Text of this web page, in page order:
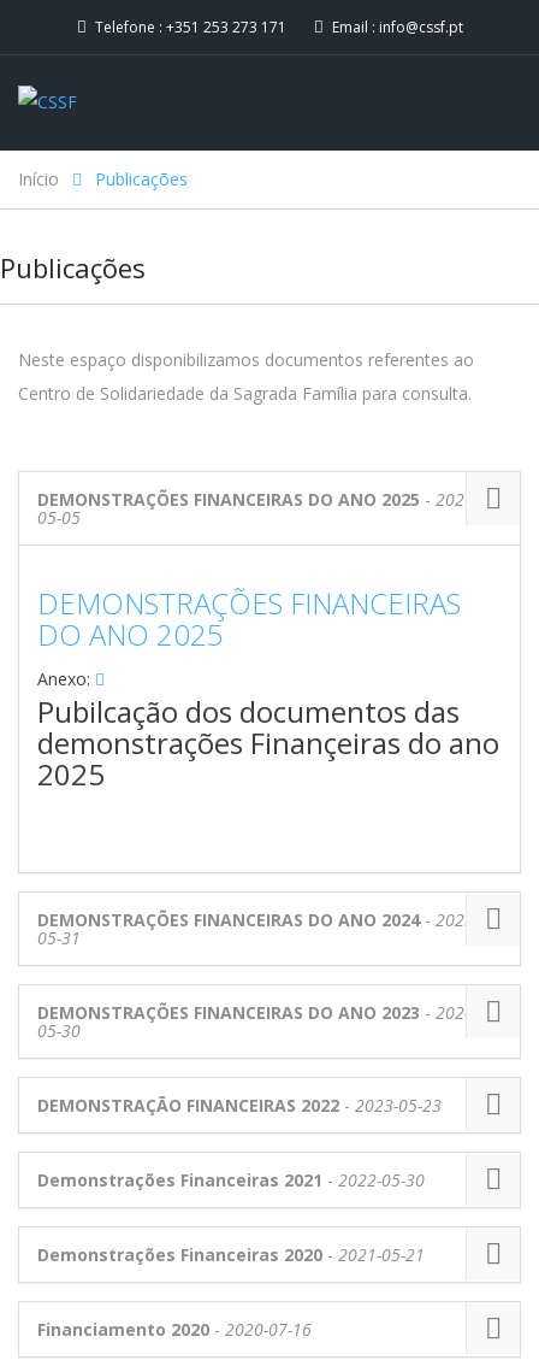
Telefone : +351 253 273 171 Email : info@cssf.pt
Início Publicações
Publicações
Neste espaço disponibilizamos documentos referentes ao
Centro de Solidariedade da Sagrada Família para consulta.
DEMONSTRAÇÕES FINANCEIRAS DO ANO 2025 - 2026-
05-05
DEMONSTRAÇÕES FINANCEIRAS
DO ANO 2025
Anexo:
Pubilcação dos documentos das
demonstrações Finançeiras do ano
2025
DEMONSTRAÇÕES FINANCEIRAS DO ANO 2024 - 2025-
05-31
DEMONSTRAÇÕES FINANCEIRAS DO ANO 2023 - 2024-
05-30
DEMONSTRAÇÃO FINANCEIRAS 2022 - 2023-05-23
Demonstrações Financeiras 2021 - 2022-05-30
Demonstrações Financeiras 2020 - 2021-05-21
Financiamento 2020 - 2020-07-16